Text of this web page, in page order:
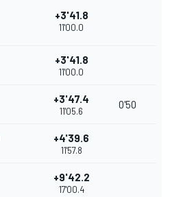
+3'41.8
11'00.0
+3'41.8
11'00.0
+3'47.4
11'05.6
0'50
+4'39.6
11'57.8
+9'42.2
17'00.4